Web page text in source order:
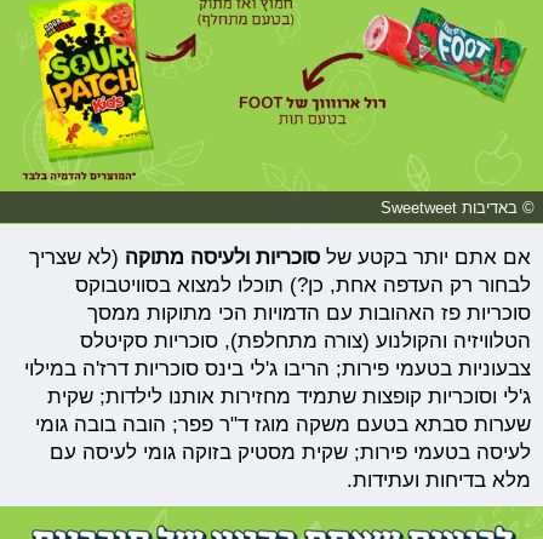
© באדיבות Sweetweet
אם אתם יותר בקטע שלסוכריות ולעיסה מתוקה (לא שצריך
לבחור רק העדפה אחת, כן?) תוכלו למצוא בסוויטבוקס
סוכריות פז האהובות עם הדמויות הכי מתוקות ממסך
הטלוויזיה והקולנוע (צורה מתחלפת), סוכריות סקיטלס
צבעוניות בטעמי פירות; הריבו ג'לי בינס סוכריות דרז'ה במילוי
ג'לי וסוכריות קופצות שתמיד מחזירות אותנו לילדות; שקית
שערות סבתא בטעם משקה מוגז ד"ר פפר; הובה בובה גומי
לעיסה בטעמי פירות; שקית מסטיק בזוקה גומי לעיסה עם
מלא בדיחות ועתידות.